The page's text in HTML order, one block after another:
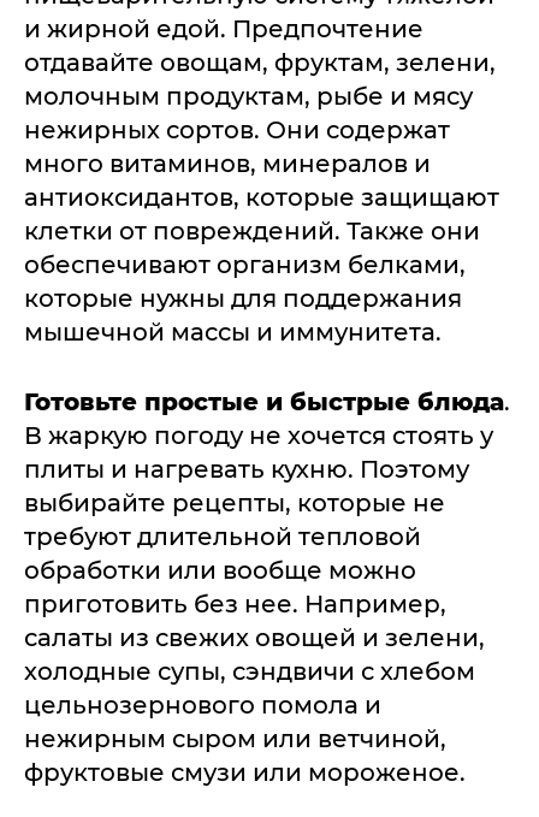
и жирной едой. Предпочтение
отдавайте овощам, фруктам, зелени,
молочным продуктам, рыбе и мясу
нежирных сортов. Они содержат
много витаминов, минералов и
антиоксидантов, которые защищают
клетки от повреждений. Также они
обеспечивают организм белками,
которые нужны для поддержания
мышечной массы и иммунитета.
Готовьте простые и быстрые блюда.
В жаркую погоду не хочется стоять у
плиты и нагревать кухню. Поэтому
выбирайте рецепты, которые не
требуют длительной тепловой
обработки или вообще можно
приготовить без нее. Например,
салаты из свежих овощей и зелени,
холодные супы, сэндвичи с хлебом
цельнозернового помола и
нежирным сыром или ветчиной,
фруктовые смузи или мороженое.